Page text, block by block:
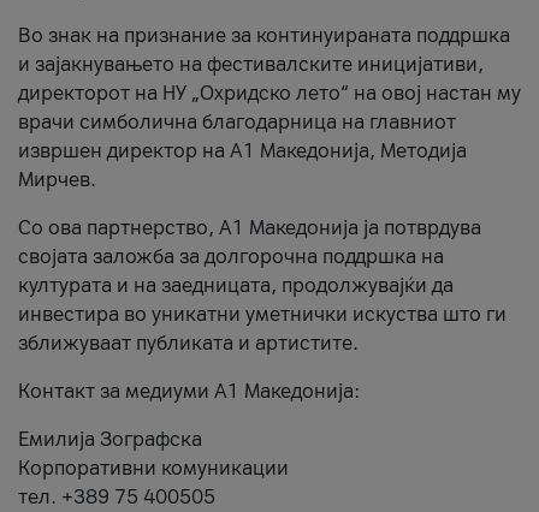
Во знак на признание за континуираната поддршка
и зајакнувањето на фестивалските иницијативи,
директорот на НУ „Охридско лето“ на овој настан му
врачи симболична благодарница на главниот
извршен директор на A1 Македонија, Методија
Мирчев.
Со ова партнерство, A1 Македонија ја потврдува
својата заложба за долгорочна поддршка на
културата и на заедницата, продолжувајќи да
инвестира во уникатни уметнички искуства што ги
зближуваат публиката и артистите.
Контакт за медиуми А1 Македонија:
Емилија Зографска
Корпоративни комуникации
тел. +389 75 400505